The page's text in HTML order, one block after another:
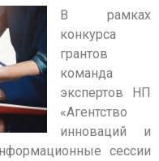
В рамках
конкурса
грантов
команда
экспертов НП
«Агентство
инноваций и
сессии